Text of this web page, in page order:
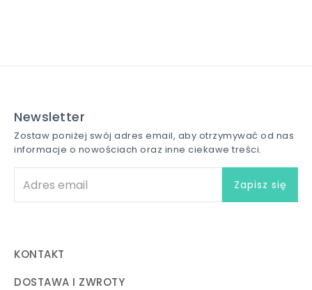
Newsletter
Zostaw poniżej swój adres email, aby otrzymywać od nas
informacje o nowościach oraz inne ciekawe treści.
KONTAKT
DOSTAWA I ZWROTY